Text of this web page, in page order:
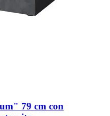
79 cm con